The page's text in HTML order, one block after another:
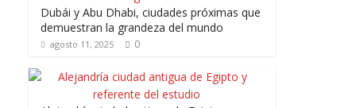
Dubái y Abu Dhabi, ciudades próximas que
demuestran la grandeza del mundo
agosto 11, 2025 0